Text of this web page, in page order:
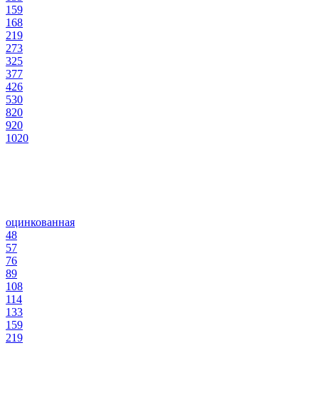
159
168
219
273
325
377
426
530
820
920
1020
оцинкованная
48
57
76
89
108
114
133
159
219